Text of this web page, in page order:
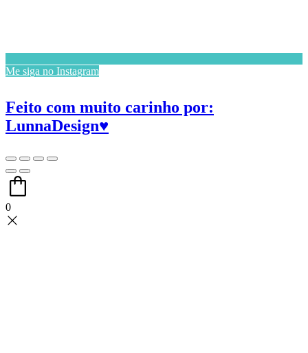
Me siga no Instagram
Feito com muito carinho por:
LunnaDesign♥
0